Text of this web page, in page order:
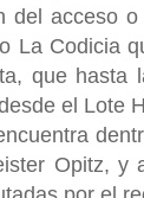
del acceso
La Codicia
que hasta
el Lote
Opitz,